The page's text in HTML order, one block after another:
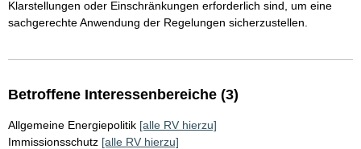
Klarstellungen oder Einschränkungen erforderlich sind, um eine
sachgerechte Anwendung der Regelungen sicherzustellen.
Betroffene Interessenbereiche (3)
Allgemeine Energiepolitik [alle RV hierzu]
Immissionsschutz [alle RV hierzu]